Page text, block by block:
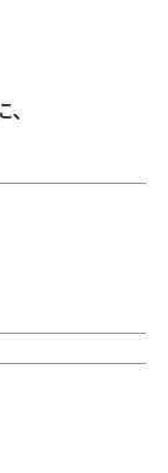
れた際は必ず拭き
ベルト含む）
入口まで）25cm、